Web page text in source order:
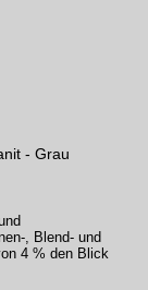
- Grau
, Blend- und
4 % den Blick